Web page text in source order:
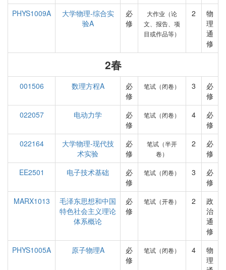
PHYS1009A
大学物理-综合实
验A
必
修
大作业（论
文、报告、项
目或作品等）
2
物
理
通
修
2春
001506 数理方程A
必
修
笔试（闭卷） 3
必
修
022057
电动力学
必
修
笔试（闭卷） 4
必
修
022164
大学物理-现代技
术实验
必
修
笔试（半开
卷）
2
必
修
EE2501
电子技术基础
必
修
笔试（闭卷） 3
必
修
MARX1013
毛泽东思想和中国
特色社会主义理论
体系概论
必
修
笔试（开卷） 2
政
治
通
修
PHYS1005A
原子物理A
必
修
笔试（闭卷） 4
物
理